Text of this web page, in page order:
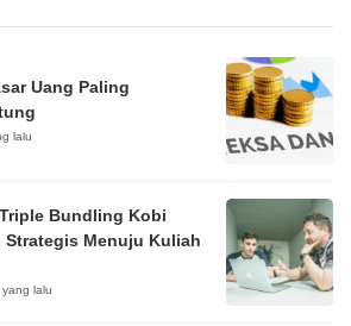
Uang Paling
lalu
Bundling Kobi
Menuju Kuliah
lalu